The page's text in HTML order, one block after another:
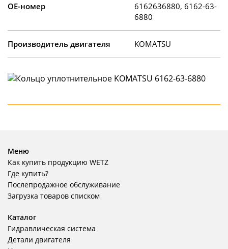
OE-номер
6162636880, 6162-63-
6880
Производитель двигателя KOMATSU
Меню
Как купить продукцию WETZ
Где купить?
Послепродажное обслуживание
Загрузка товаров списком
Каталог
Гидравлическая система
Детали двигателя